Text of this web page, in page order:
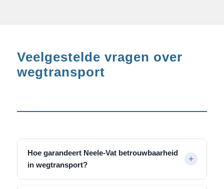
Veelgestelde vragen over
wegtransport
Hoe garandeert Neele-Vat betrouwbaarheid
in wegtransport?